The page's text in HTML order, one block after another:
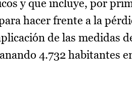
y que incluye, por
hacer frente a la
de las medidas
4.732 habitantes